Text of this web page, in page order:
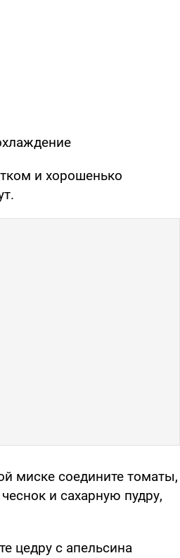
и хорошенько
миске соедините томаты,
и сахарную пудру,
цедру с апельсина